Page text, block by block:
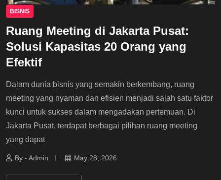
BISNIS
Ruang Meeting di Jakarta Pusat:
Solusi Kapasitas 20 Orang yang
Efektif
Dalam dunia bisnis yang semakin berkembang, ruang
meeting yang nyaman dan efisien menjadi salah satu faktor
kunci untuk sukses dalam mengadakan pertemuan. Di
Jakarta Pusat, terdapat berbagai pilihan ruang meeting
yang dapat
By - Admin May 28, 2026